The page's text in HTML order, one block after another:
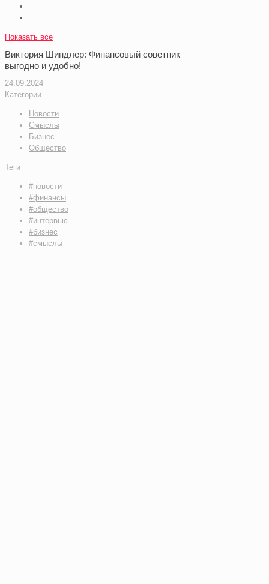
Показать все
Виктория Шиндлер: Финансовый советник –
выгодно и удобно!
24.09.2024
Категории
Новости
Смыслы
Бизнес
Общество
Теги
#новости
#финансы
#общество
#интервью
#бизнес
#смыслы